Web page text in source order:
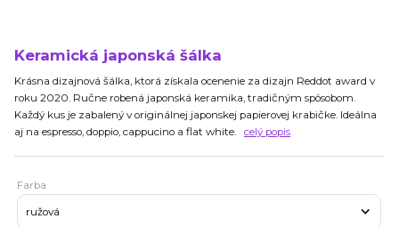
Keramická japonská šálka
Krásna dizajnová šálka, ktorá získala ocenenie za dizajn Reddot award v
roku 2020. Ručne robená japonská keramika, tradičným spôsobom.
Každý kus je zabalený v originálnej japonskej papierovej krabičke. Ideálna
aj na espresso, doppio, cappucino a flat white. celý popis
Farba